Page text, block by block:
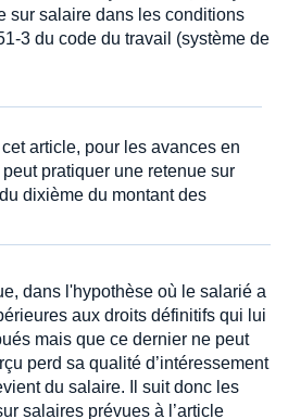
sur salaire dans les conditions
3 du code du travail (système de
article, pour les avances en
pratiquer une retenue sur
dixième du montant des
dans l'hypothèse où le salarié a
aux droits définitifs qui lui
mais que ce dernier ne peut
perd sa qualité d’intéressement
du salaire. Il suit donc les
salaires prévues à l’article